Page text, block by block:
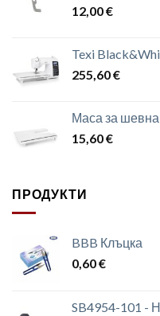
12,00€
Texi
255,60€
Маса за
15,60€
ПРОДУКТИ
BBB Клъцка
0,60€
SB4954-101 -